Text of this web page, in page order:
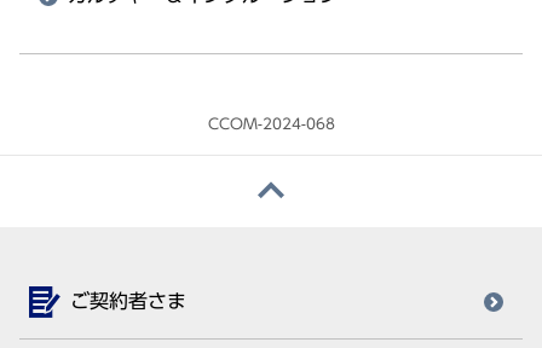
CCOM-2024-068
ご契約者さま